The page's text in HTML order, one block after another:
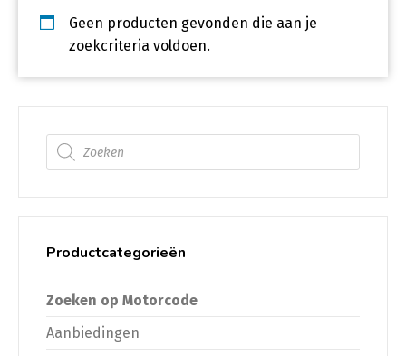
Geen producten gevonden die aan je
zoekcriteria voldoen.
Producten zoeken
Productcategorieën
Zoeken op Motorcode
Aanbiedingen